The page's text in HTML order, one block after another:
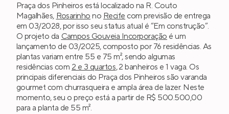
Praça dos Pinheiros está localizado na R. Couto
Magalhães, Rosarinho no Recife com previsão de entrega
em 03/2028, por isso seu status atual é “Em construção”.
O projeto da Campos Gouveia Incorporação é um
lançamento de 03/2025, composto por 76 residências. As
plantas variam entre 55 e 75 m², sendo algumas
residências com 2 e 3 quartos, 2 banheiros e 1 vaga. Os
principais diferenciais do Praça dos Pinheiros são varanda
gourmet com churrasqueira e ampla área de lazer. Neste
momento, seu o preço está a partir de R$ 500.500,00
para a planta de 55 m².